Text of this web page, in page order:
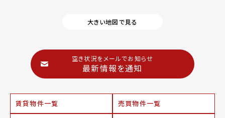
大きい地図で見る
空き状況をメールでお知らせ
最新情報を通知
賃貸物件一覧 売買物件一覧